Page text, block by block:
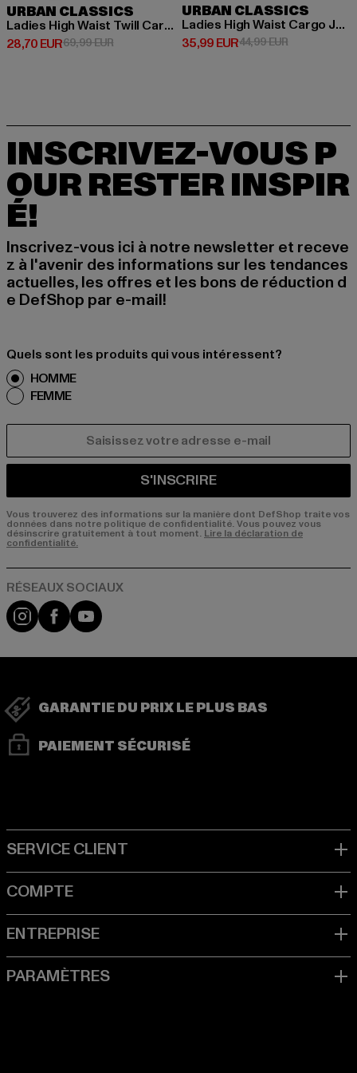
URBAN CLASSICS
Ladies High Waist Twill Cargo Pants
28,70 EUR
Prix courant: 28,70 EUR
69,99 EURPrix en promotion: 69,99 EUR
URBAN CLASSICS
Ladies High Waist Cargo Jogging
35,99 EUR
Prix courant: 35,99 EUR
44,99 EURPrix en
INSCRIVEZ-VOUS P
OUR RESTER INSPIR
É!
Inscrivez-vous ici à notre newsletter et receve
z à l'avenir des informations sur les tendances
actuelles, les offres et les bons de réduction d
e DefShop par e-mail!
Quels sont les produits qui vous intéressent?
HOMME
FEMME
S'INSCRIRE
Vous trouverez des informations sur la manière dont DefShop traite vos
données dans notre politique de confidentialité. Vous pouvez vous
désinscrire gratuitement à tout moment. Lire la déclaration de
confidentialité.
Visit our Instagram page:
Visit our Facebook page:
Visit our YouTube channel:
GARANTIE DU PRIX LE PLUS BAS
PAIEMENT SÉCURISÉ